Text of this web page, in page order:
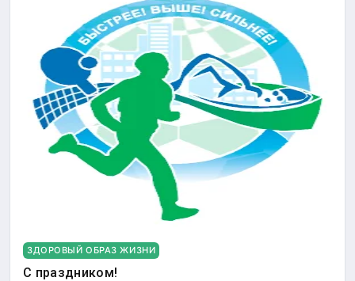
ЗДОРОВЫЙ ОБРАЗ ЖИЗНИ
С праздником!